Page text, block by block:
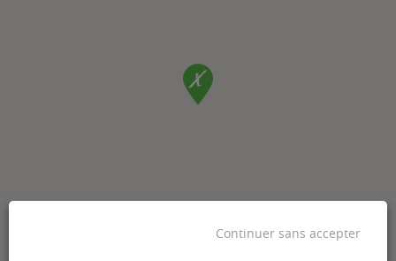
Continuer sans accepter